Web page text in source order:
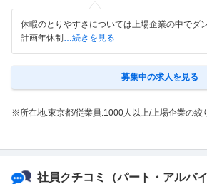
休暇のとりやすさについては上場企業の中でダ
計画年休制 …続きを見る
募集中の求人を見る
※所在地:東京都/従業員:1000人以上/上場企業の絞
社員クチコミ （パート・アルバイ